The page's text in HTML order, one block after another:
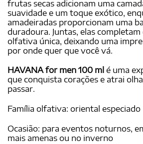
frutas secas adicionam uma
suavidade e um toque exótico,
amadeiradas proporcionam uma
duradoura. Juntas, elas completam
olfativa única, deixando uma
por onde quer que você vá.
HAVANA for men 100 ml é uma
que conquista corações e atrai
passar.
Família olfativa: oriental especiado
Ocasião: para eventos noturnos,
mais amenas ou no inverno